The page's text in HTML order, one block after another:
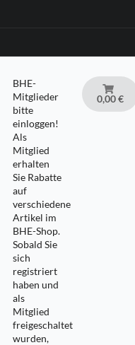
BHE-
Mitglieder
bitte
einloggen!
Als
Mitglied
erhalten
Sie Rabatte
auf
verschiedene
Artikel im
BHE-Shop.
Sobald Sie
sich
registriert
haben und
als
Mitglied
freigeschaltet
wurden,
0,00 €